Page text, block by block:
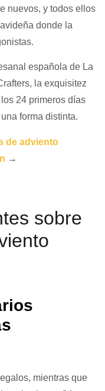
nuevos, y todos ellos
donde la
española de La
la exquisitez
24 primeros días
forma distinta.
de adviento
→
sobre
mientras que